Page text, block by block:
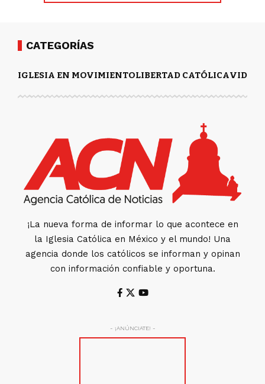
CATEGORÍAS
IGLESIA EN MOVIMIENTOLIBERTAD CATÓLICAVIDA
¡La nueva forma de informar lo que acontece en
la Iglesia Católica en México y el mundo! Una
agencia donde los católicos se informan y opinan
con información confiable y oportuna.
- ¡ANÚNCIATE! -